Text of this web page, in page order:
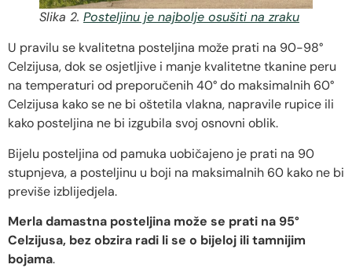
Slika 2. Posteljinu je najbolje osušiti na zraku
U pravilu se kvalitetna posteljina može prati na 90-98°
Celzijusa, dok se osjetljive i manje kvalitetne tkanine peru
na temperaturi od preporučenih 40° do maksimalnih 60°
Celzijusa kako se ne bi oštetila vlakna, napravile rupice ili
kako posteljina ne bi izgubila svoj osnovni oblik.
Bijelu posteljina od pamuka uobičajeno je prati na 90
stupnjeva, a posteljinu u boji na maksimalnih 60 kako ne bi
previše izblijedjela.
Merla damastna posteljina može se prati na 95°
Celzijusa, bez obzira radi li se o bijeloj ili tamnijim
bojama.